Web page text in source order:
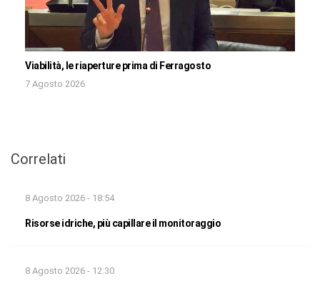
Viabilità, le riaperture prima di Ferragosto
7 Agosto 2026
Correlati
8 Agosto 2026 - 18:54
Risorse idriche, più capillare il monitoraggio
8 Agosto 2026 - 12:30